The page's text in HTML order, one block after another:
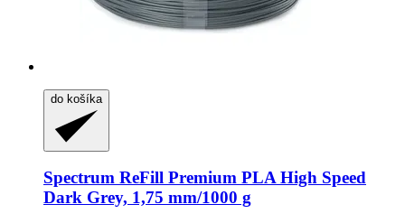
do košíka
Spectrum ReFill Premium PLA High Speed
Dark Grey, 1,75 mm/1000 g